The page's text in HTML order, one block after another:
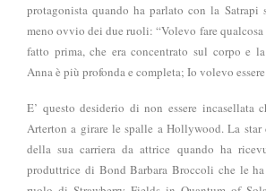
protagonista quando ha parlato con la Satrapi
meno ovvio dei due ruoli: “Volevo fare qualcosa
fatto prima, che era concentrato sul corpo e
Anna è più profonda e completa; Io volevo
E’ questo desiderio di non essere incasellata
Arterton a girare le spalle a Hollywood. La
della sua carriera da attrice quando ha
produttrice di Bond Barbara Broccoli che le